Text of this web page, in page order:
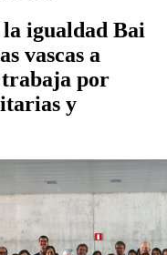
igualdad Bai
vascas a
trabaja por
y